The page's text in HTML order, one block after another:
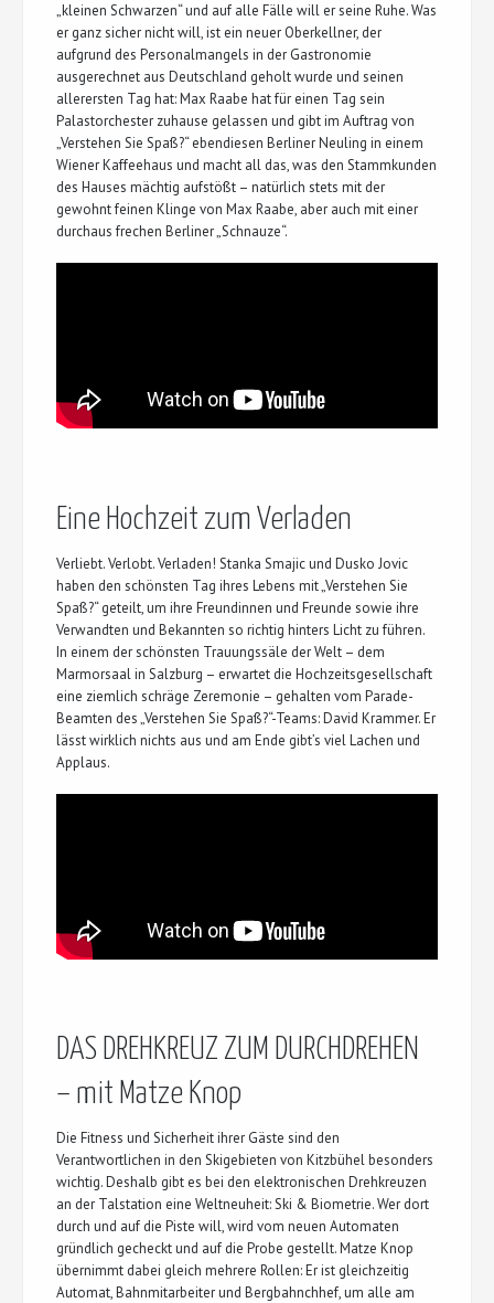
„kleinen Schwarzen“ und auf alle Fälle will er seine Ruhe. Was
er ganz sicher nicht will, ist ein neuer Oberkellner, der
aufgrund des Personalmangels in der Gastronomie
ausgerechnet aus Deutschland geholt wurde und seinen
allerersten Tag hat: Max Raabe hat für einen Tag sein
Palastorchester zuhause gelassen und gibt im Auftrag von
„Verstehen Sie Spaß?“ ebendiesen Berliner Neuling in einem
Wiener Kaffeehaus und macht all das, was den Stammkunden
des Hauses mächtig aufstößt – natürlich stets mit der
gewohnt feinen Klinge von Max Raabe, aber auch mit einer
durchaus frechen Berliner „Schnauze“.
Eine Hochzeit zum Verladen
Verliebt. Verlobt. Verladen! Stanka Smajic und Dusko Jovic
haben den schönsten Tag ihres Lebens mit „Verstehen Sie
Spaß?“ geteilt, um ihre Freundinnen und Freunde sowie ihre
Verwandten und Bekannten so richtig hinters Licht zu führen.
In einem der schönsten Trauungssäle der Welt – dem
Marmorsaal in Salzburg – erwartet die Hochzeitsgesellschaft
eine ziemlich schräge Zeremonie – gehalten vom Parade-
Beamten des „Verstehen Sie Spaß?“-Teams: David Krammer. Er
lässt wirklich nichts aus und am Ende gibt’s viel Lachen und
Applaus.
DAS DREHKREUZ ZUM DURCHDREHEN
– mit Matze Knop
Die Fitness und Sicherheit ihrer Gäste sind den
Verantwortlichen in den Skigebieten von Kitzbühel besonders
wichtig. Deshalb gibt es bei den elektronischen Drehkreuzen
an der Talstation eine Weltneuheit: Ski & Biometrie. Wer dort
durch und auf die Piste will, wird vom neuen Automaten
gründlich gecheckt und auf die Probe gestellt. Matze Knop
übernimmt dabei gleich mehrere Rollen: Er ist gleichzeitig
Automat, Bahnmitarbeiter und Bergbahnchhef, um alle am